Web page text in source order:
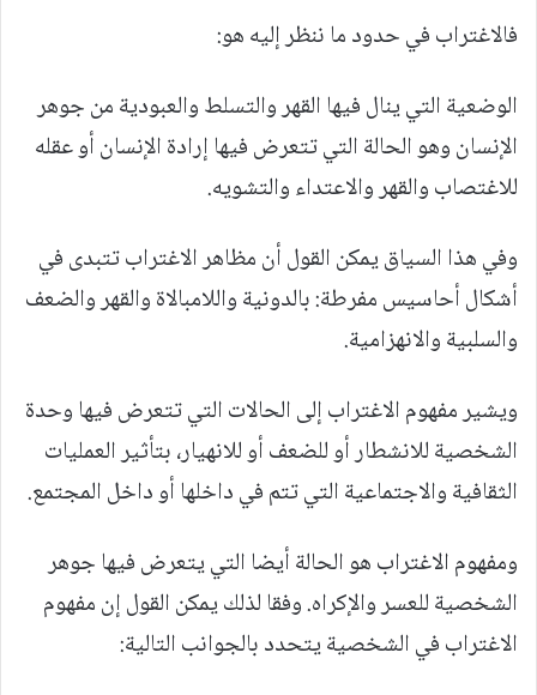
فالاغتراب في حدود ما ننظر إليه هو:
الوضعية التي ينال فيها القهر والتسلط والعبودية من جوهر
الإنسان وهو الحالة التي تتعرض فيها إرادة الإنسان أو عقله
للاغتصاب والقهر والاعتداء والتشويه.
وفي هذا السياق يمكن القول أن مظاهر الاغتراب تتبدى في
أشكال أحاسيس مفرطة: بالدونية واللامبالاة والقهر والضعف
والسلبية والانهزامية.
ويشير مفهوم الاغتراب إلى الحالات التي تتعرض فيها وحدة
الشخصية للانشطار أو للضعف أو للانهيار، بتأثير العمليات
الثقافية والاجتماعية التي تتم في داخلها أو داخل المجتمع.
ومفهوم الاغتراب هو الحالة أيضا التي يتعرض فيها جوهر
الشخصية للعسر والإكراه. وفقا لذلك يمكن القول إن مفهوم
الاغتراب في الشخصية يتحدد بالجوانب التالية: